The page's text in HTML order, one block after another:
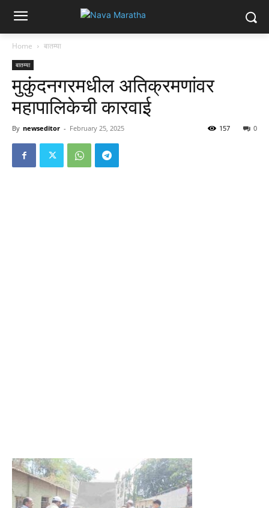
Home बातम्या
बातम्या
मुकुंदनगरमधील अतिक्रमणांवर
महापालिकेची कारवाई
By newseditor - February 25, 2025 0
157